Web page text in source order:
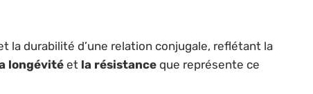
la durabilité d’une relation conjugale, reflétant la
longévité et la résistance que représente ce